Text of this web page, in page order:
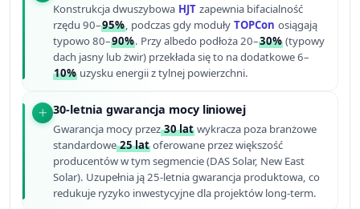
Konstrukcja dwuszybowa HJT zapewnia bifacialność
rzędu 90–95%, podczas gdy moduły TOPCon osiągają
typowo 80–90%. Przy albedo podłoża 20–30% (typowy
dach jasny lub żwir) przekłada się to na dodatkowe 6–
10% uzysku energii z tylnej powierzchni.
30-letnia gwarancja mocy liniowej
Gwarancja mocy przez30 lat wykracza poza branżowe
standardowe25 lat oferowane przez większość
producentów w tym segmencie (DAS Solar, New East
Solar). Uzupełnia ją 25-letnia gwarancja produktowa, co
redukuje ryzyko inwestycyjne dla projektów long-term.